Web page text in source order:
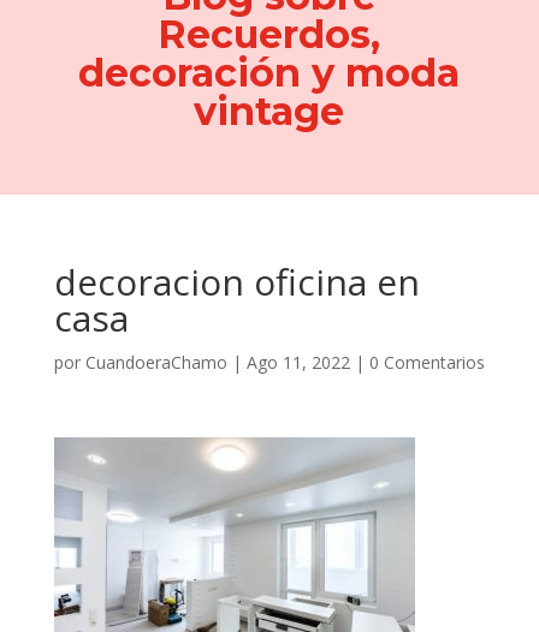
Recuerdos,
decoración y moda
vintage
decoracion oficina en
casa
por CuandoeraChamo | Ago 11, 2022| 0 Comentarios